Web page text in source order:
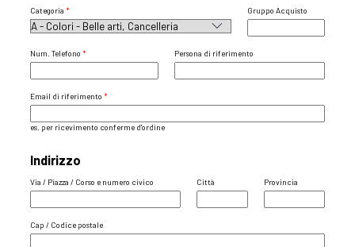
Categoria Gruppo Acquisto
Num. Telefono Persona di riferimento
Email di riferimento
es. per ricevimento conferme d'ordine
Indirizzo
Via / Piazza / Corso e numero civico Città Provincia
Cap / Codice postale